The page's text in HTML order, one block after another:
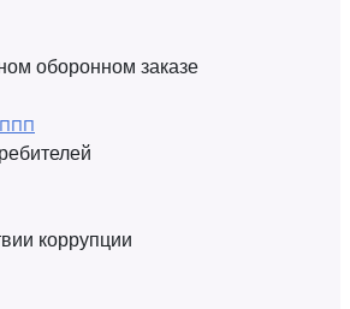
оборонном заказе
коррупции